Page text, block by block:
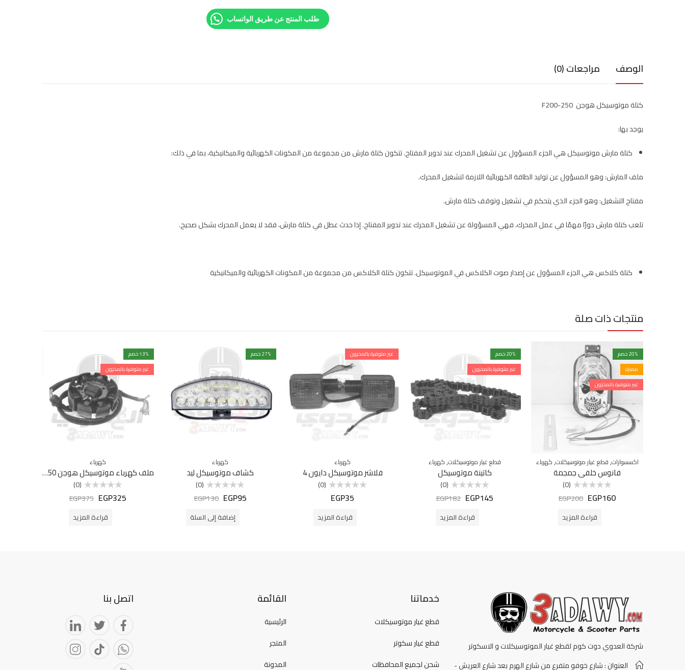
طلب المنتج عن طريق الواتساب
الوصف مراجعات (0)
كتلة موتوسيكل هوجن F200-250
يوجد بها:
كتلة مارش موتوسيكل هي الجزء المسؤول عن تشغيل المحرك عند تدوير المفتاح. تتكون كتلة مارش من مجموعة من المكونات الكهربائية والميكانيكية، بما في ذلك:
ملف المارش: وهو المسؤول عن توليد الطاقة الكهربائية اللازمة لتشغيل المحرك.
مفتاح التشغيل: وهو الجزء الذي يتحكم في تشغيل وتوقف كتلة مارش.
تلعب كتلة مارش دورًا مهمًا في عمل المحرك، فهي المسؤولة عن تشغيل المحرك عند تدوير المفتاح. إذا حدث عطل في كتلة مارش، فقد لا يعمل المحرك بشكل صحيح.
كتلة كلاكس هي الجزء المسؤول عن إصدار صوت الكلاكس في الموتوسيكل. تتكون كتلة الكلاكس من مجموعة من المكونات الكهربائية والميكانيكية
منتجات ذات صلة
20% خصم
مميزة
غير متوفرة بالمخزون
اكسسوارات,قطع غيار موتوسيكلات,كهرباء
فانوس خلفى جمجمة
التقييم
(0)
EGP160
EGP200
قراءة المزيد
20% خصم
غير متوفرة بالمخزون
قطع غيار موتوسيكلات,كهرباء
كاتينة موتوسيكل
التقييم
(0)
EGP145
EGP182
قراءة المزيد
غير متوفرة بالمخزون
كهرباء
فلاشر موتوسيكل دايون 4
التقييم
(0)
EGP35
قراءة المزيد
27% خصم
كهرباء
كشاف موتوسيكل ليد
التقييم
(0)
EGP95
EGP130
إضافة إلى السلة
13% خصم
غير متوفرة بالمخزون
كهرباء
ملف كهرباء موتوسيكل هوجن F250
التقييم
(0)
EGP325
EGP375
قراءة المزيد
شركة العدوي دوت كوم لقطع غيار الموتوسيكلات و الاسكوتر
العنوان : شارع خوفو متفرع من شارع الهرم بعد شارع العريش -
خدماتنا
قطع غيار موتوسيكلات
قطع غيار سكوتر
شحن لجميع المحافظات
القائمة
الرئيسية
المتجر
المدونة
اتصل بنا